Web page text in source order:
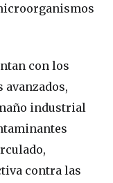
con los
industrial
contra las